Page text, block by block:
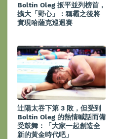
Boltin Oleg 扳平並列榜首，
擴大「野心」：稱霸之後將
實現哈薩克巡迴賽
辻陽太吞下第 3 敗，但受到
Boltin Oleg 的熱情喊話而備
受鼓舞：「大家一起創造全
新的黃金時代吧」